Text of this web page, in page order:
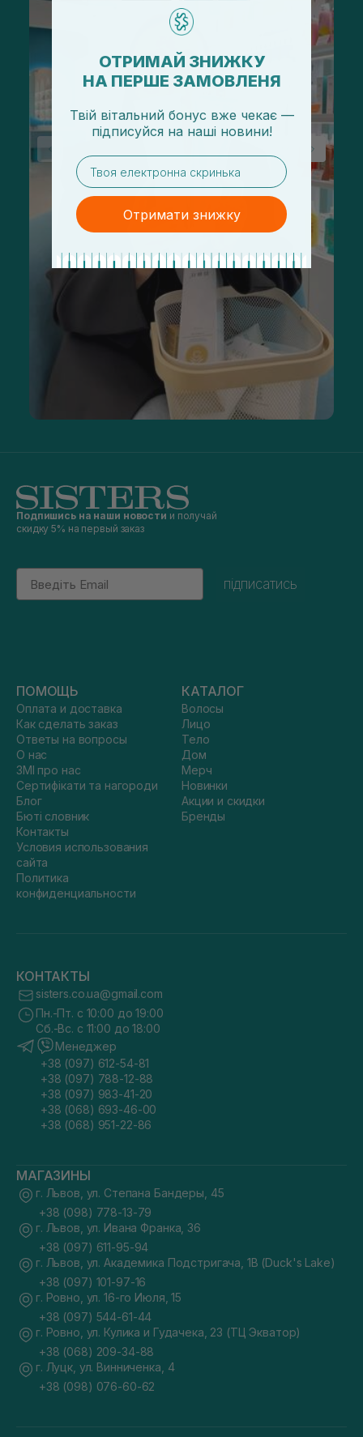
Подпишись на наши новости и получай
скидку 5% на первый заказ
Email
підписатись
ПОМОЩЬ
Оплата и доставка
Как сделать заказ
Ответы на вопросы
О нас
ЗМІ про нас
Сертифікати та нагороди
Блог
Бюті словник
Контакты
Условия использования
сайта
Политика
конфиденциальности
КАТАЛОГ
Волосы
Лицо
Тело
Дом
Мерч
Новинки
Акции и скидки
Бренды
КОНТАКТЫ
sisters.co.ua@gmail.com
Пн.-Пт. с 10:00 до 19:00
Сб.-Вс. с 11:00 до 18:00
Менеджер
+38 (097) 612-54-81
+38 (097) 788-12-88
+38 (097) 983-41-20
+38 (068) 693-46-00
+38 (068) 951-22-86
МАГАЗИНЫ
г. Львов, ул. Степана Бандеры, 45
+38 (098) 778-13-79
г. Львов, ул. Ивана Франка, 36
+38 (097) 611-95-94
г. Львов, ул. Академика Подстригача, 1В (Duck's Lake)
+38 (097) 101-97-16
г. Ровно, ул. 16-го Июля, 15
+38 (097) 544-61-44
г. Ровно, ул. Кулика и Гудачека, 23 (ТЦ Экватор)
+38 (068) 209-34-88
г. Луцк, ул. Винниченка, 4
+38 (098) 076-60-62
ОТРИМАЙ ЗНИЖКУ
НА ПЕРШЕ ЗАМОВЛЕНЯ
Твій вітальний бонус вже чекає —
підписуйся на наші новини!
email
Отримати знижку